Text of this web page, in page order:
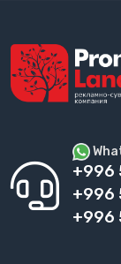
+996
+996
+996